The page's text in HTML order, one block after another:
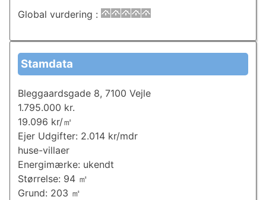
Global vurdering :
Stamdata
Bleggaardsgade 8, 7100 Vejle
1.795.000 kr.
19.096 kr/㎡
Ejer Udgifter: 2.014 kr/mdr
huse-villaer
Energimærke: ukendt
Størrelse: 94 ㎡
Grund: 203 ㎡